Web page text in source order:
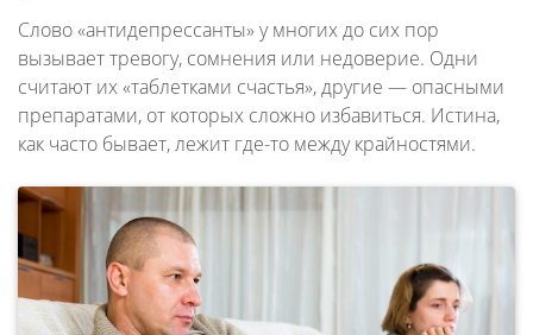
Слово «антидепрессанты» у многих до сих пор
вызывает тревогу, сомнения или недоверие. Одни
считают их «таблетками счастья», другие — опасными
препаратами, от которых сложно избавиться. Истина,
как часто бывает, лежит где-то между крайностями.